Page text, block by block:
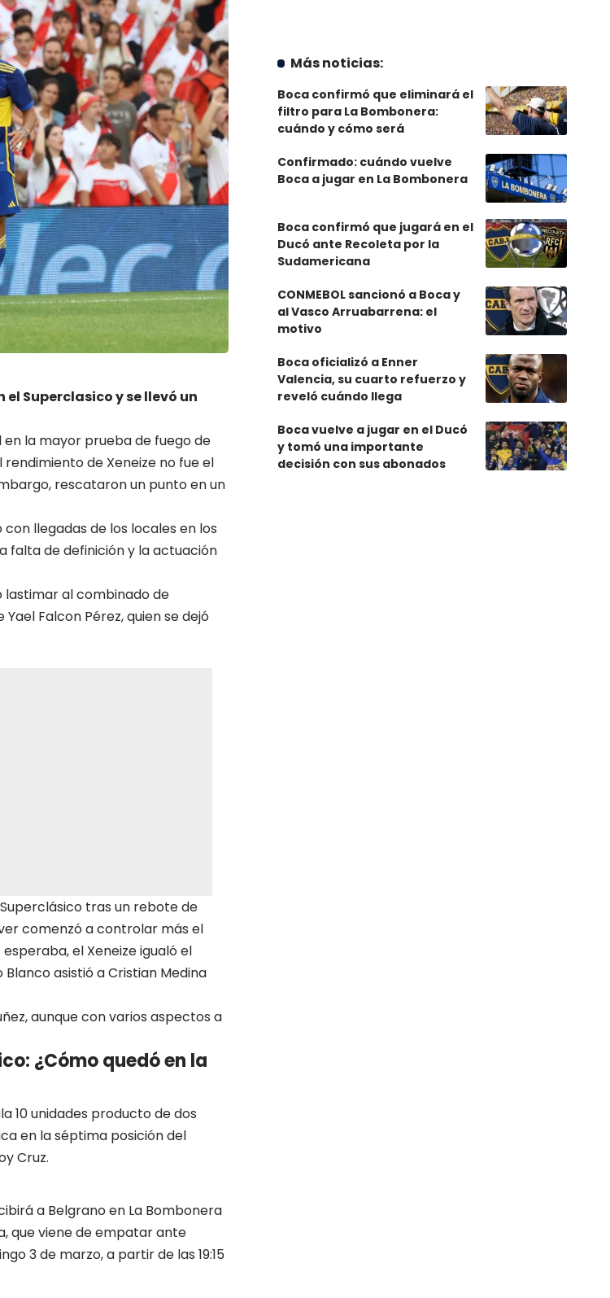
Superclasico y se llevó un
en la mayor prueba de fuego de
de Xeneize no fue el
rescataron un punto en un
llegadas de los locales en los
falta de definición y la actuación
lastimar al combinado de
Falcon Pérez, quien se dejó
tras un rebote de
comenzó a controlar más el
el Xeneize igualó el
Blanco asistió aCristian Medina
aunque con varios aspectos a
¿Cómo quedó en la
10 unidades producto de dos
en la séptima posición del
Cruz.
a Belgrano en La Bombonera
que viene de empatar ante
3 de marzo, a partir de las 19:15
Más noticias:
Boca confirmó que eliminará el
filtro para La Bombonera:
cuándo y cómo será
Confirmado: cuándo vuelve
Boca a jugar en La Bombonera
Boca confirmó que jugará en el
Ducó ante Recoleta por la
Sudamericana
CONMEBOL sancionó a Boca y
al Vasco Arruabarrena: el
motivo
Boca oficializó a Enner
Valencia, su cuarto refuerzo y
reveló cuándo llega
Boca vuelve a jugar en el Ducó
y tomó una importante
decisión con sus abonados